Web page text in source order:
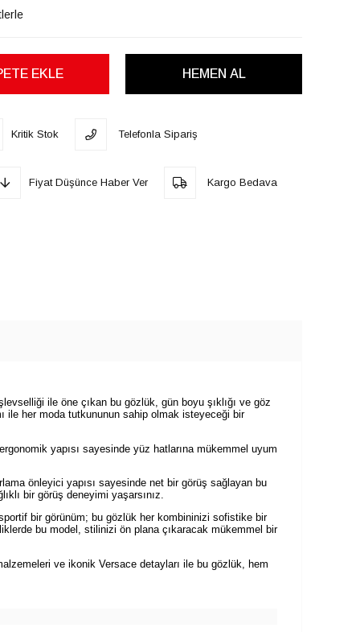
Kritik Stok Telefonla Sipariş
Fiyat Düşünce Haber Ver Kargo Bedava
ile öne çıkan bu gözlük, gün boyu şıklığı ve göz
ile her moda tutkununun sahip olmak isteyeceği bir
yapısı sayesinde yüz hatlarına mükemmel uyum
önleyici yapısı sayesinde net bir görüş sağlayan bu
bir görüş deneyimi yaşarsınız.
bir görünüm; bu gözlük her kombininizi sofistike bir
bu model, stilinizi ön plana çıkaracak mükemmel bir
ve ikonik Versace detayları ile bu gözlük, hem